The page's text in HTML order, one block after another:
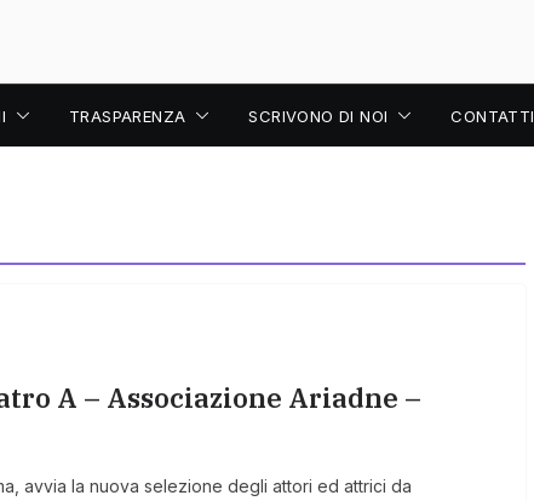
TRASPARENZA SCRIVONO DI NOI CONTATTI
A – Associazione Ariadne –
avvia la nuova selezione degli attori ed attrici da